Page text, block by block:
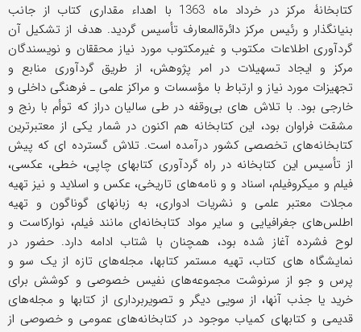
کتابخانۀ مرکز در خرداد ماه 1363 با اهداء مقداری کتاب از جانب
بنیانگذار و رئیس مرکز دائرة‌المعارف تأسیس گردید. هدف از تشکیل آن
گردآوری اطلاعات مکتوب و غیرمکتوب مورد نیاز محققان و نویسندگان
مرکز و ایجاد تسهیلات در امر پژوهش، از طریق گردآوری منابع و
تجهیزات مورد نیاز و ارتباط با مؤسسات و مراکز علمی ـ فرهنگی داخلی و
خارجی بود. با تلاش های بی‌وقفه در طی سالیان دراز که توأم با رنج و
مشقت فراوان بود، این کتابخانه هم اکنون در شمار یکی از معتبرترین
کتابخانه‌های تخصصی کشور درآمده است. تلاش گسترده ای که پیش
از تأسیس این کتابخانه در راه گردآوری کتابهای چاپی، خطی، عکسی،
فیلم و میکروفیلم، اسناد و و نامه‌های تاریخی، عکس و اسلاید و نیز تهیه
مجلات معتبر علمی و نشریات ادواری، به زبانهای گوناگون و تهیه
اطلس‌های جغرافیایی و سایر مواد کتابخانه‌ای مانند فیلم، نوارکاست و
لوح فشرده آغاز شده بود، همچنان با شتاب ادامه دارد. حضور در
نمایشگاه های کتاب، تهیه مستمر کتابها، مجله‌های تازه از یک سو و
پرس و جو از سرنوشت مجموعه‌های نفیس خصوصی و کوشش برای
خرید یا جذب آنها، از سویی دیگر و تصویربرداری از کتابها و مجله‌های
قدیمی و کتابهای کمیاب موجود در کتابخانه‌های عمومی و خصوصی از